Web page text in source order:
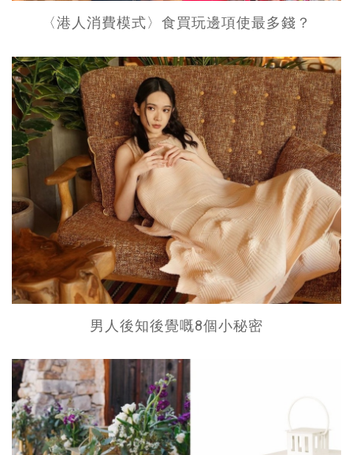
〈港人消費模式〉食買玩邊項使最多錢？
男人後知後覺嘅8個小秘密